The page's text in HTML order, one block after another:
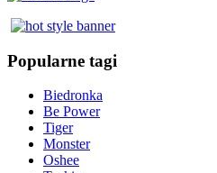
Popularne tagi
Biedronka
Be Power
Tiger
Monster
Oshee